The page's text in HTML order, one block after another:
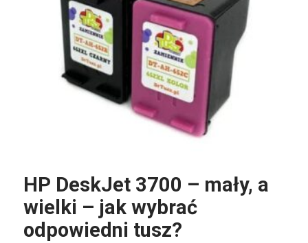
HP DeskJet 3700 – mały, a
wielki – jak wybrać
odpowiedni tusz?